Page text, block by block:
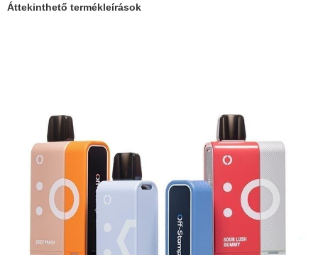
Áttekinthető termékleírások